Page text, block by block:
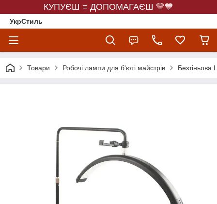
КУПУЄШ = ДОПОМАГАЄШ 💛💙
УкрСтиль
Товари Робочі лампи для б'юті майстрів